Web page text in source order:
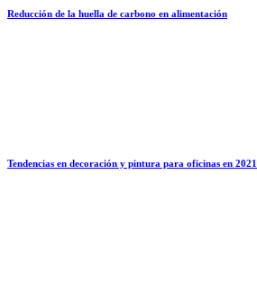
Reducción de la huella de carbono en alimentación
Tendencias en decoración y pintura para oficinas en 2021